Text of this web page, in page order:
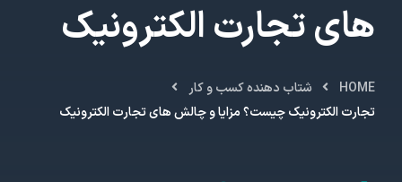
های تجارت الکترونیک
HOME
شتاب دهنده کسب و کار
تجارت الکترونیک چیست؟ مزایا و چالش های تجارت الکترونیک